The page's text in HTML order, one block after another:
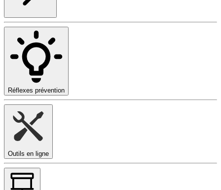
Réflexes prévention
Outils en ligne